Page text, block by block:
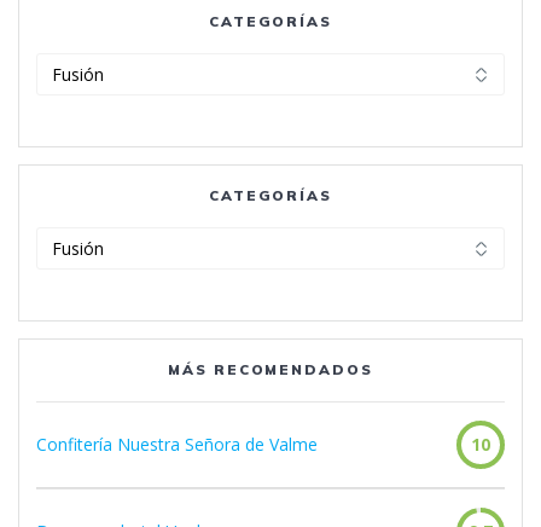
CATEGORÍAS
CATEGORÍAS
MÁS RECOMENDADOS
Confitería Nuestra Señora de Valme 10